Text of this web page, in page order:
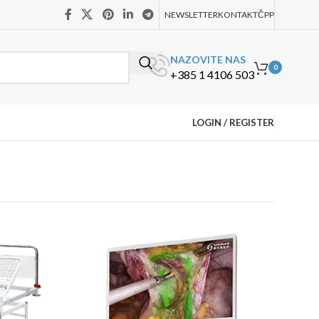
NEWSLETTERKONTAKTČPP
NAZOVITE NAS
+385 1 4106 503
0
LOGIN / REGISTER